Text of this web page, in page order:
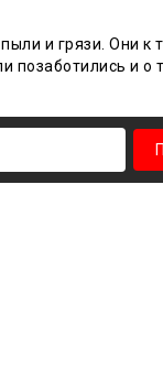
и грязи. Они к
позаботились и о